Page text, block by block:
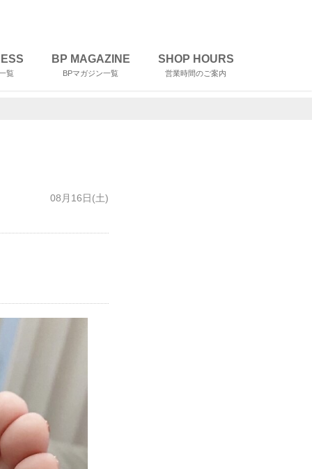
覧
BP MAGAZINE
BPマガジン一覧
SHOP HOURS
営業時間のご案内
08月16日(土)